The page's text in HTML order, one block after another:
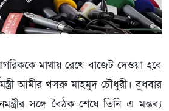
মাথায় রেখে বাজেট দেওয়া হবে
আমীর খসরু মাহমুদ চৌধুরী। বুধবার
সঙ্গে বৈঠক শেষে তিনি এ মন্তব্য